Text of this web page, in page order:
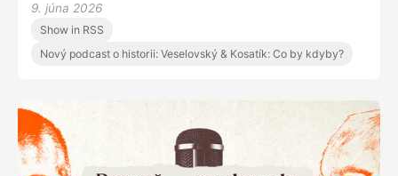
Rusové potřebují nadvládu víc než občanskou
svobodu? Jak s jejich náturou zamíchaly události 20.
století? A proč předpovídá, že válka na Ukrajině skončí
9. júna 2026
Show in RSS
Nový podcast o historii: Veselovský & Kosatík: Co by kdyby?